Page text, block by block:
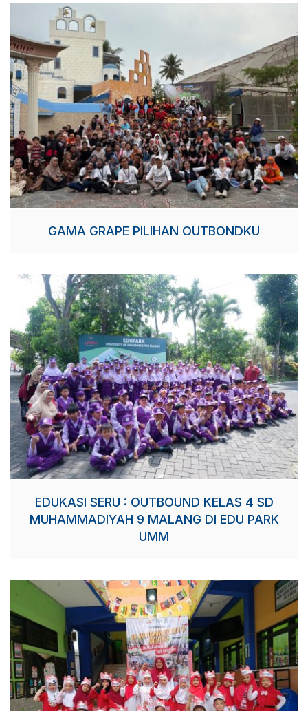
GAMA GRAPE PILIHAN OUTBONDKU
EDUKASI SERU : OUTBOUND KELAS 4 SD
MUHAMMADIYAH 9 MALANG DI EDU PARK
UMM